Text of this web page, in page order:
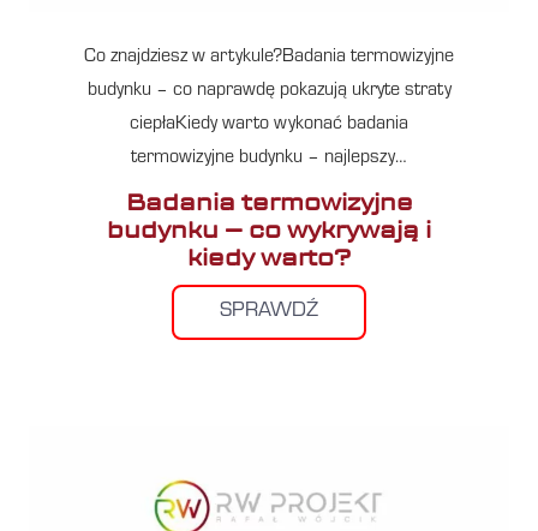
Co znajdziesz w artykule?Badania termowizyjne
budynku – co naprawdę pokazują ukryte straty
ciepłaKiedy warto wykonać badania
termowizyjne budynku – najlepszy…
Badania termowizyjne
budynku – co wykrywają i
kiedy warto?
SPRAWDŹ